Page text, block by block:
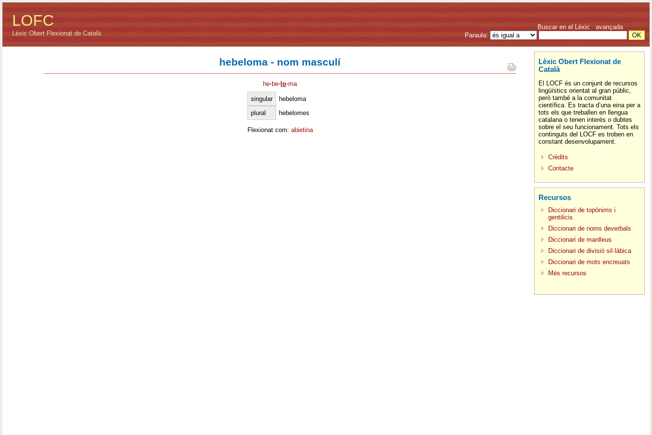
LOFC
Lèxic Obert Flexionat de Català
Buscar en el Lèxic avançada
Paraula:
hebeloma - nom masculí
he· be· lo·ma
singular
hebeloma
plural
hebelomes
Flexionat com: abietina
Lèxic Obert Flexionat de
Català
El LOCF és un conjunt de recursos
lingüístics orientat al gran públic,
però també a la comunitat
científica. Es tracta d’una eina per a
tots els que treballen en llengua
catalana o tenen interès o dubtes
sobre el seu funcionament. Tots els
continguts del LOCF es troben en
constant desenvolupament.
Crèdits
Contacte
Recursos
Diccionari de topònims i
gentilicis
Diccionari de noms deverbals
Diccionari de manlleus
Diccionari de divisió sil·làbica
Diccionari de mots encreuats
Més recursos